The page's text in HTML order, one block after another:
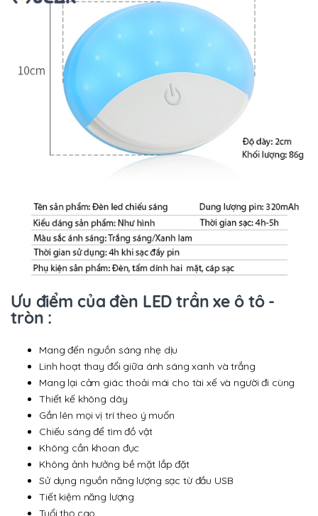
Ưu điểm của đèn LED trần xe ô tô -
tròn :
Mang đến nguồn sáng nhẹ dịu
Linh hoạt thay đổi giữa ánh sáng xanh và trắng
Mang lại cảm giác thoải mái cho tài xế và người đi cùng
Thiết kế không dây
Gắn lên mọi vị trí theo ý muốn
Chiếu sáng để tìm đồ vật
Không cần khoan đục
Không ảnh hưởng bề mặt lắp đặt
Sử dụng nguồn năng lượng sạc từ đầu USB
Tiết kiệm năng lượng
Tuổi thọ cao